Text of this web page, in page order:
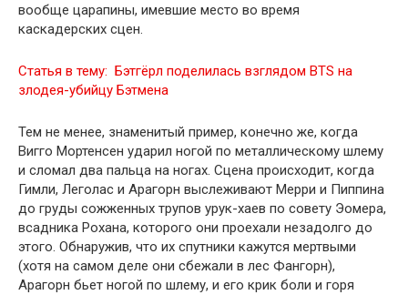
вообще царапины, имевшие место во время
каскадерских сцен.
Статья в тему: Бэтгёрл поделилась взглядом BTS на
злодея-убийцу Бэтмена
Тем не менее, знаменитый пример, конечно же, когда
Вигго Мортенсен ударил ногой по металлическому шлему
и сломал два пальца на ногах. Сцена происходит, когда
Гимли, Леголас и Арагорн выслеживают Мерри и Пиппина
до груды сожженных трупов урук-хаев по совету Эомера,
всадника Рохана, которого они проехали незадолго до
этого. Обнаружив, что их спутники кажутся мертвыми
(хотя на самом деле они сбежали в лес Фангорн),
Арагорн бьет ногой по шлему, и его крик боли и горя